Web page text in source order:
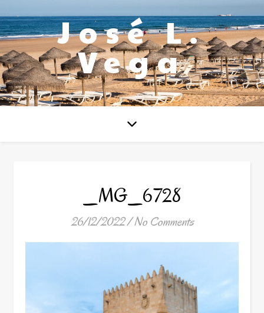
José L.
Vega
_MG_6728
26/12/2022/No Comments